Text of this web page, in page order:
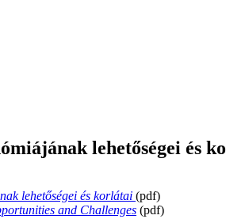
lehetőségei és
lehetőségei és korlátai (pdf)
and Challenges (pdf)